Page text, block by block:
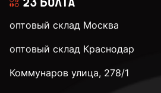
оптовый склад Москва
оптовый склад Краснодар
Коммунаров улица, 278/1